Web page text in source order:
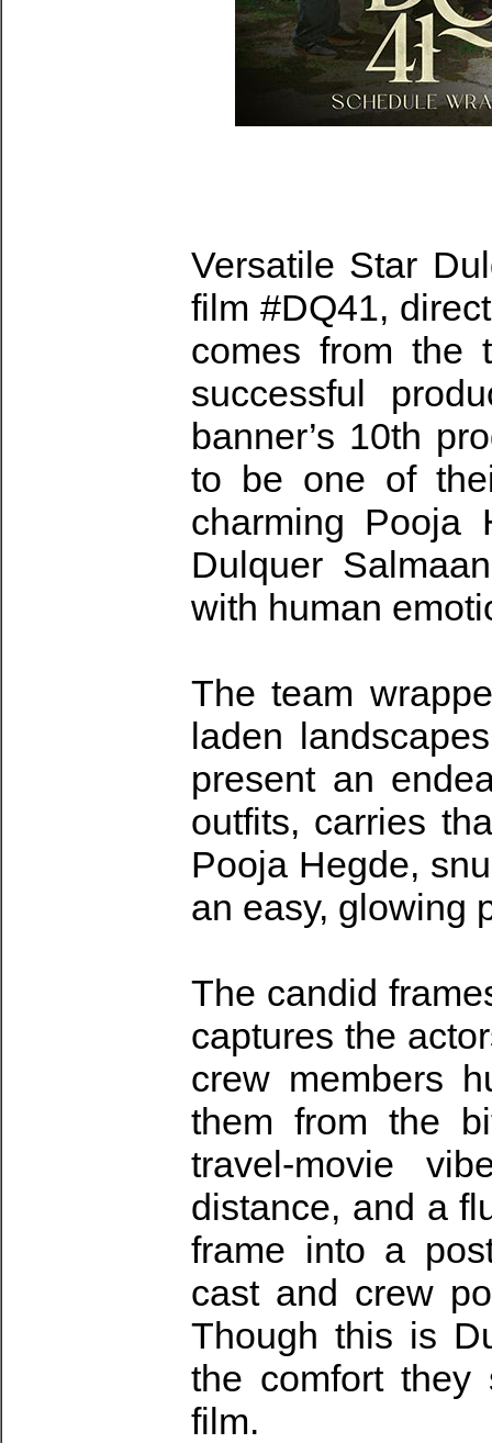
Versatile Star
film #DQ41,
comes from the
successful
banner’s 10th
to be one of
charming Pooja
Dulquer
with human
The team
laden
present an
outfits, carries
Pooja Hegde,
an easy, glowing
The candid
captures the
crew members
them from the
travel-movie
distance, and a
frame into a
cast and crew
Though this is
the comfort they
film.